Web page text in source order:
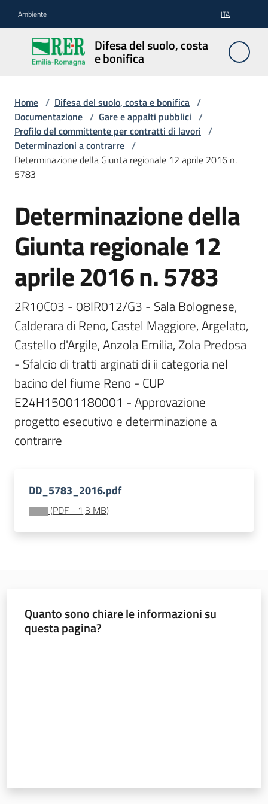
Ambiente ITA
Difesa del suolo, costa
e bonifica
Difesa
del
suolo,
bonifica
Pianificazione
e
programmazione
Documentazione
Comunicazione
Ambiente
Novità
Piani Programmi
Progetti
Home / Difesa del suolo, costa e bonifica /
Documentazione / Gare e appalti pubblici /
Profilo del committente per contratti di lavori /
Determinazioni a contrarre /
Determinazione della Giunta regionale 12 aprile 2016 n.
5783
Determinazione della
Giunta regionale 12
aprile 2016 n. 5783
2R10C03 - 08IR012/G3 - Sala Bolognese,
Calderara di Reno, Castel Maggiore, Argelato,
Castello d'Argile, Anzola Emilia, Zola Predosa
- Sfalcio di tratti arginati di ii categoria nel
bacino del fiume Reno - CUP
E24H15001180001 - Approvazione
progetto esecutivo e determinazione a
DD_5783_2016.pdf
(PDF - 1,3 MB)
Quanto sono chiare le informazioni su
questa pagina?